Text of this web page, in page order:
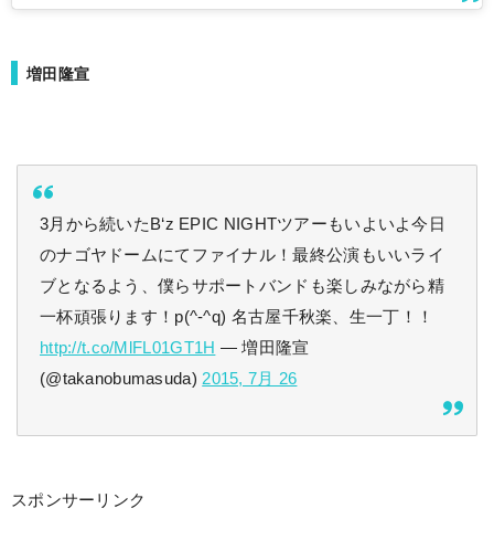
増田隆宣
3月から続いたB‘z EPIC NIGHTツアーもいよいよ今日
のナゴヤドームにてファイナル！最終公演もいいライ
ブとなるよう、僕らサポートバンドも楽しみながら精
一杯頑張ります！p(^-^q) 名古屋千秋楽、生一丁！！
http://t.co/MlFL01GT1H — 増田隆宣
(@takanobumasuda) 2015, 7月 26
スポンサーリンク